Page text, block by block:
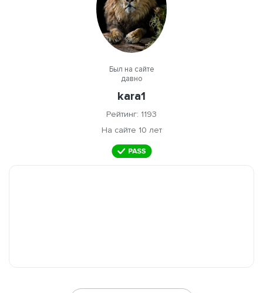
Был на сайте
давно
kara1
Рейтинг: 1193
На сайте 10 лет